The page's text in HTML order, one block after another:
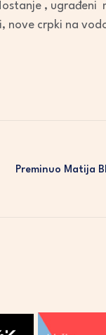
,
nove crpki na
Preminuo Matija